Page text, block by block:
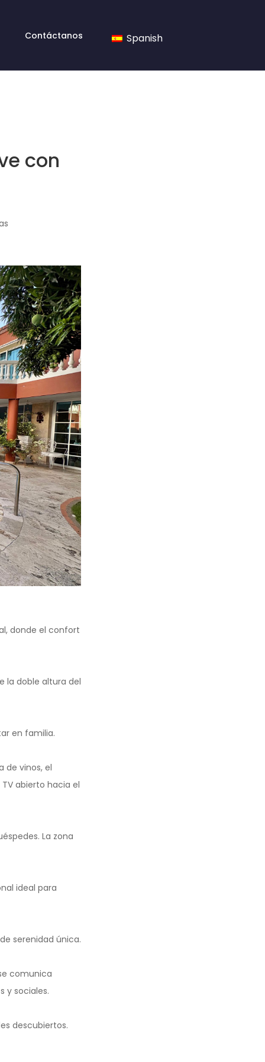
Contáctanos Spanish
con
donde el confort
la doble altura del
en familia.
de vinos, el
abierto hacia el
La zona
ideal para
serenidad única.
comunica
y sociales.
descubiertos.